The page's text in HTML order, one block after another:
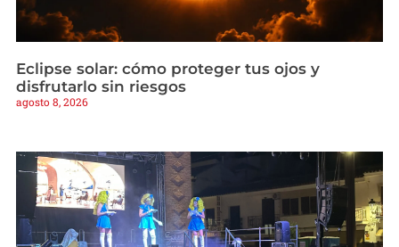
Eclipse solar: cómo proteger tus ojos y
disfrutarlo sin riesgos
agosto 8, 2026